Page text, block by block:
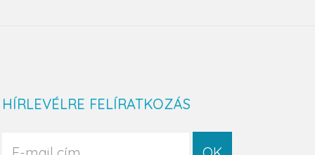
HÍRLEVÉLRE FELÍRATKOZÁS